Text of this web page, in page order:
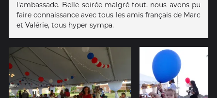
l'ambassade. Belle soirée malgré tout, nous avons pu
faire connaissance avec tous les amis français de Marc
et Valérie, tous hyper sympa.